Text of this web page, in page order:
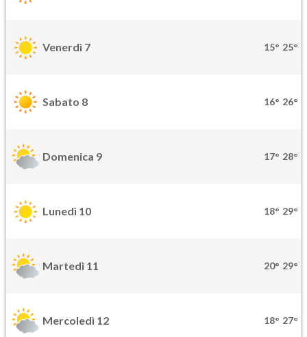
Venerdì 7 15° 25°
Sabato 8 16° 26°
Domenica 9 17° 28°
Lunedì 10 18° 29°
Martedì 11 20° 29°
Mercoledì 12 18° 27°